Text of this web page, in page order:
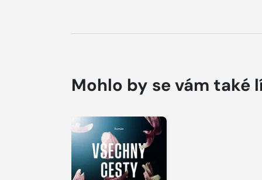
Mohlo by se vám také